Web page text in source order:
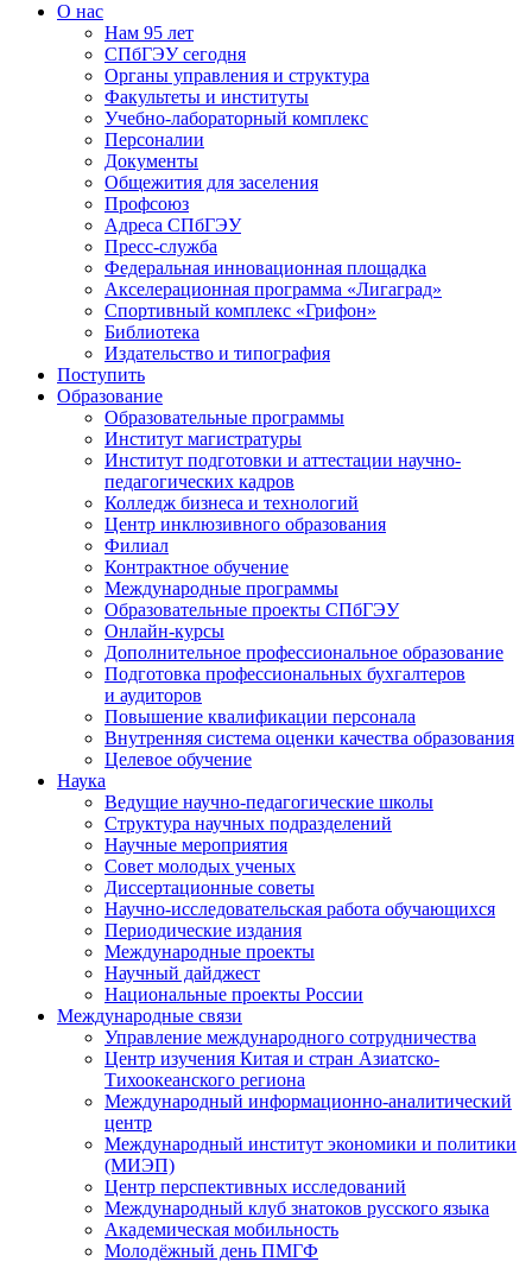
О нас
Нам 95 лет
СПбГЭУ сегодня
Органы управления и структура
Факультеты и институты
Учебно-лабораторный комплекс
Персоналии
Документы
Общежития для заселения
Профсоюз
Адреса СПбГЭУ
Пресс-служба
Федеральная инновационная площадка
Акселерационная программа «Лигаград»­­
Спортивный комплекс «Грифон»
Библиотека
Издательство и типография
Поступить
Образование
Образовательные программы
Институт магистратуры
Институт подготовки и аттестации научно-
педагогических кадров
Колледж бизнеса и технологий
Центр инклюзивного образования
Филиал
Контрактное обучение
Международные программы
Образовательные проекты СПбГЭУ
Онлайн-курсы
Дополнительное профессиональное образование
Подготовка профессиональных бухгалтеров
и аудиторов
Повышение квалификации персонала
Внутренняя система оценки качества образования
Целевое обучение
Наука
Ведущие научно-педагогические школы
Структура научных подразделений
Научные мероприятия
Совет молодых ученых
Диссертационные советы
Научно-исследовательская работа обучающихся
Периодические издания
Международные проекты
Научный дайджест
Национальные проекты России
Международные связи
Управление международного сотрудничества
Центр изучения Китая и стран Азиатско-
Тихоокеанского региона
Международный информационно-аналитический
центр
Международный институт экономики и политики
(МИЭП)
Центр перспективных исследований
Международный клуб знатоков русского языка
Академическая мобильность
Молодёжный день ПМГФ